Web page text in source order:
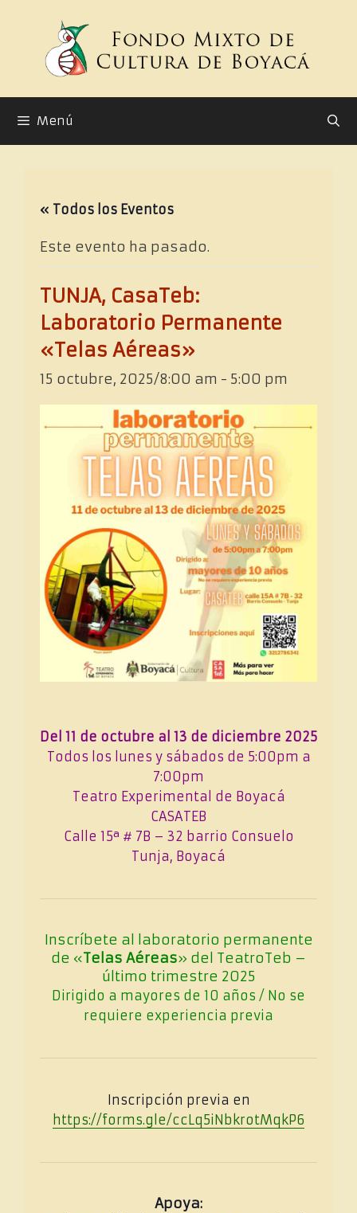
contenido
Menú
« Todos los Eventos
Este evento ha pasado.
TUNJA, CasaTeb:
Laboratorio Permanente
«Telas Aéreas»
15 octubre, 2025/8:00 am - 5:00 pm
Del 11 de octubre al 13 de diciembre 2025
Todos los lunes y sábados de 5:00pm a
7:00pm
Teatro Experimental de Boyacá
CASATEB
Calle 15ª # 7B – 32 barrio Consuelo
Tunja, Boyacá
Inscríbete al laboratorio permanente
de «Telas Aéreas» del TeatroTeb –
último trimestre 2025
Dirigido a mayores de 10 años / No se
requiere experiencia previa
Inscripción previa en
https://forms.gle/ccLq5iNbkrotMqkP6
Apoya: